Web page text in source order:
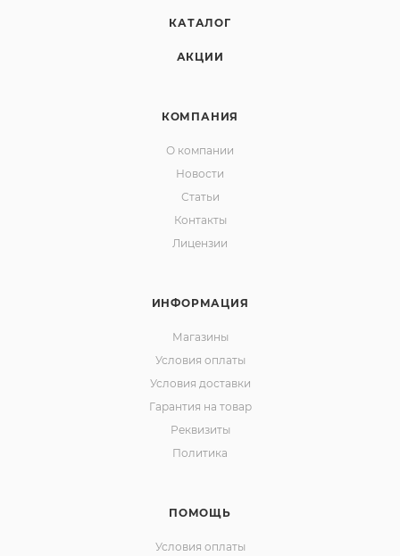
КАТАЛОГ
АКЦИИ
КОМПАНИЯ
О компании
Новости
Статьи
Контакты
Лицензии
ИНФОРМАЦИЯ
Магазины
Условия оплаты
Условия доставки
Гарантия на товар
Реквизиты
Политика
ПОМОЩЬ
Условия оплаты